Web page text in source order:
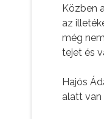
Közben
az
még
tejet és
Hajós
alatt van